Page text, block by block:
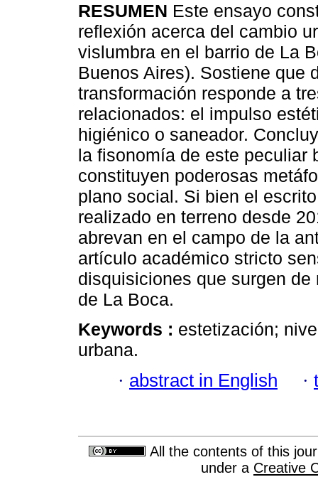
RESUMEN Este ensayo
reflexión acerca del cambio
vislumbra en el barrio de La
Buenos Aires). Sostiene que
transformación responde a
relacionados: el impulso
higiénico o saneador.
la fisonomía de este peculiar
constituyen poderosas
plano social. Si bien el
realizado en terreno desde
abrevan en el campo de la
artículo académico stricto
disquisiciones que surgen
de La Boca.
Keywords : estetización;
urbana.
· abstract in English ·
All the contents of this
under a Creative